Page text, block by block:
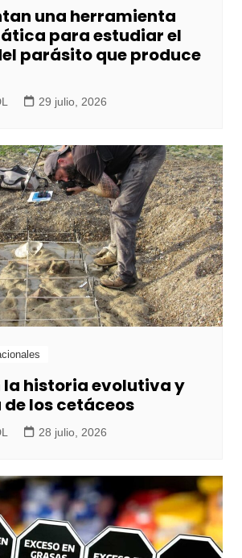
una herramienta
para estudiar el
parásito que produce
29 julio, 2026
la historia evolutiva y
los cetáceos
28 julio, 2026